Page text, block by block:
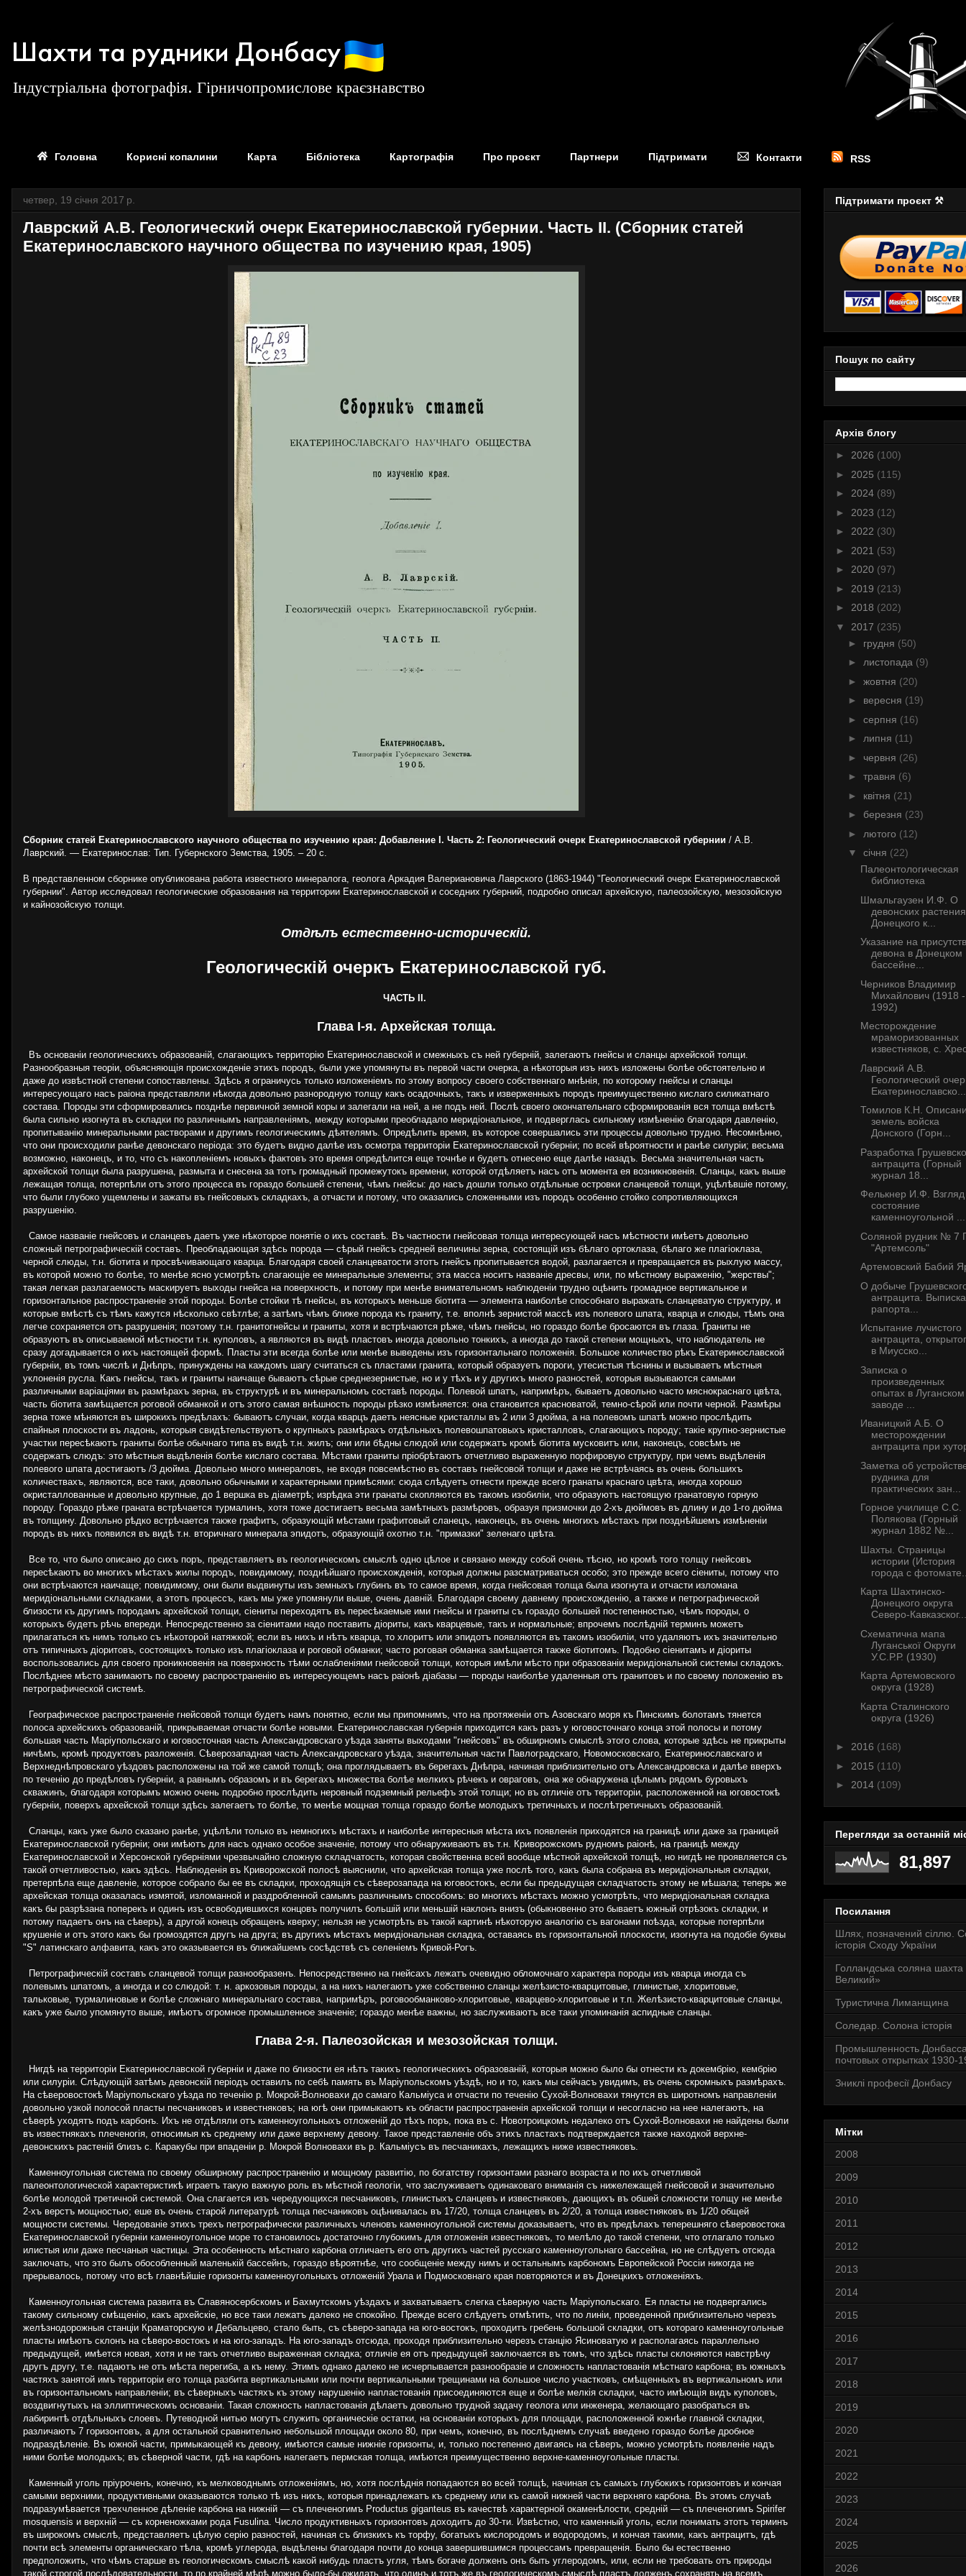
Шахти та рудники Донбасу
Індустріальна фотографія. Гірничопромислове краєзнавство
Головна Корисні копалини Карта Бібліотека Картографія Про проєкт Партнери Підтримати Контакти RSS
четвер, 19 січня 2017 р.
Лаврский А.В. Геологический очерк Екатеринославской губернии. Часть II. (Сборник статей
Екатеринославского научного общества по изучению края, 1905)
Сборник статей Екатеринославского научного общества по изучению края: Добавление I. Часть 2: Геологический очерк Екатеринославской губернии / А.В.
Лаврский. — Екатеринослав: Тип. Губернского Земства, 1905. – 20 с.
В представленном сборнике опубликована работа известного минералога, геолога Аркадия Валериановича Лаврского (1863-1944) "Геологический очерк Екатеринославской
губернии". Автор исследовал геологические образования на территории Екатеринославской и соседних губерний, подробно описал архейскую, палеозойскую, мезозойскую
и кайнозойскую толщи.
Отдѣлъ естественно-историческій.
Геологическій очеркъ Екатеринославской губ.
ЧАСТЬ II.
Глава I-я. Архейская толща.
Въ основаніи геологическихъ образованій, слагающихъ территорію Екатеринославской и смежныхъ съ ней губерній, залегаютъ гнейсы и сланцы архейской толщи.
Разнообразныя теоріи, объясняющія происхожденіе этихъ породъ, были уже упомянуты въ первой части очерка, а нѣкоторыя изъ нихъ изложены болѣе обстоятельно и
даже до извѣстной степени сопоставлены. Здѣсь я ограничусь только изложеніемъ по этому вопросу своего собственнаго мнѣнія, по которому гнейсы и сланцы
интересующаго насъ раіона представляли нѣкогда довольно разнородную толщу какъ осадочныхъ, такъ и изверженныхъ породъ преимущественно кислаго силикатнаго
состава. Породы эти сформировались позднѣе первичной земной коры и залегали на ней, а не подъ ней. Послѣ своего окончательнаго сформированія вся толща вмѣстѣ
была сильно изогнута въ складки по различнымъ направленіямъ, между которыми преобладало меридіональное, и подверглась сильному измѣненію благодаря давленію,
пропитыванію минеральными растворами и другимъ геологическимъ дѣятелямъ. Опредѣлить время, въ которое совершались эти процессы довольно трудно. Несомнѣнно,
что они происходили ранѣе девонскаго періода: это будетъ видно далѣе изъ осмотра территоріи Екатеринославской губерніи; по всей вѣроятности и ранѣе силуріи; весьма
возможно, наконецъ, и то, что съ накопленіемъ новыхъ фактовъ это время опредѣлится еще точнѣе и будетъ отнесено еще далѣе назадъ. Весьма значительная часть
архейской толщи была разрушена, размыта и снесена за тотъ громадный промежутокъ времени, которой отдѣляетъ насъ отъ момента ея возникновенія. Сланцы, какъ выше
лежащая толща, потерпѣли отъ этого процесса въ гораздо большей степени, чѣмъ гнейсы: до насъ дошли только отдѣльные островки сланцевой толщи, уцѣлѣвшіе потому,
что были глубоко ущемлены и зажаты въ гнейсовыхъ складкахъ, а отчасти и потому, что оказались сложенными изъ породъ особенно стойко сопротивляющихся
разрушенію.
Самое названіе гнейсовъ и сланцевъ даетъ уже нѣкоторое понятіе о ихъ составѣ. Въ частности гнейсовая толща интересующей насъ мѣстности имѣетъ довольно
сложный петрографическій составъ. Преобладающая здѣсь порода — сѣрый гнейсъ средней величины зерна, состоящій изъ бѣлаго ортоклаза, бѣлаго же плагіоклаза,
черной слюды, т.н. біотита и просвѣчивающаго кварца. Благодаря своей сланцеватости этотъ гнейсъ пропитывается водой, разлагается и превращается въ рыхлую массу,
въ которой можно то болѣе, то менѣе ясно усмотрѣть слагающіе ее минеральные элементы; эта масса носитъ названіе дресвы, или, по мѣстному выраженію, "жерствы";
такая легкая разлагаемость маскируетъ выходы гнейса на поверхность, и потому при менѣе внимательномъ наблюденіи трудно оцѣнить громадное вертикальное и
горизонтальное распространеніе этой породы. Болѣе стойки тѣ гнейсы, въ которыхъ меньше біотита — элемента наиболѣе способнаго выражать сланцеватую структуру, и
которые вмѣстѣ съ тѣмъ кажутся нѣсколько свѣтлѣе; а затѣмъ чѣмъ ближе порода къ граниту, т.е. вполнѣ зернистой массѣ изъ полевого шпата, кварца и слюды, тѣмъ она
легче сохраняется отъ разрушенія; поэтому т.н. гранитогнейсы и граниты, хотя и встрѣчаются рѣже, чѣмъ гнейсы, но гораздо болѣе бросаются въ глаза. Граниты не
образуютъ въ описываемой мѣстности т.н. куполовъ, а являются въ видѣ пластовъ иногда довольно тонкихъ, а иногда до такой степени мощныхъ, что наблюдатель не
сразу догадывается о ихъ настоящей формѣ. Пласты эти всегда болѣе или менѣе выведены изъ горизонтальнаго положенія. Большое количество рѣкъ Екатеринославской
губерніи, въ томъ числѣ и Днѣпръ, принуждены на каждомъ шагу считаться съ пластами гранита, который образуетъ пороги, утесистыя тѣснины и вызываетъ мѣстныя
уклоненія русла. Какъ гнейсы, такъ и граниты наичаще бываютъ сѣрые среднезернистые, но и у тѣхъ и у другихъ много разностей, которыя вызываются самыми
различными варіаціями въ размѣрахъ зерна, въ структурѣ и въ минеральномъ составѣ породы. Полевой шпатъ, напримѣръ, бываетъ довольно часто мяснокраснаго цвѣта,
часть біотита замѣщается роговой обманкой и отъ этого самая внѣшность породы рѣзко измѣняется: она становится красноватой, темно-сѣрой или почти черной. Размѣры
зерна тоже мѣняются въ широкихъ предѣлахъ: бываютъ случаи, когда кварцъ даетъ неясные кристаллы въ 2 или 3 дюйма, а на полевомъ шпатѣ можно прослѣдить
спайныя плоскости въ ладонь, которыя свидѣтельствуютъ о крупныхъ размѣрахъ отдѣльныхъ полевошпатовыхъ кристалловъ, слагающихъ породу; такіе крупно-зернистые
участки пересѣкаютъ граниты болѣе обычнаго типа въ видѣ т.н. жилъ; они или бѣдны слюдой или содержатъ кромѣ біотита мусковитъ или, наконецъ, совсѣмъ не
содержатъ слюдъ: это мѣстныя выдѣленія болѣе кислаго состава. Мѣстами граниты пріобрѣтаютъ отчетливо выраженную порфировую структуру, при чемъ выдѣленія
полевого шпата достигаютъ /3 дюйма. Довольно много минераловъ, не входя повсемѣстно въ составъ гнейсовой толщи и даже не встрѣчаясь въ очень большихъ
количествахъ, являются, все таки, довольно обычными и характерными примѣсями: сюда слѣдуетъ отнести прежде всего гранаты краснаго цвѣта, иногда хорошо
окристаллованные и довольно крупные, до 1 вершка въ діаметрѣ; изрѣдка эти гранаты скопляются въ такомъ изобиліи, что образуютъ настоящую гранатовую горную
породу. Гораздо рѣже граната встрѣчается турмалинъ, хотя тоже достигаетъ весьма замѣтныхъ размѣровъ, образуя призмочки до 2-хъ дюймовъ въ длину и до 1-го дюйма
въ толщину. Довольно рѣдко встрѣчается также графитъ, образующій мѣстами графитовый сланецъ, наконецъ, въ очень многихъ мѣстахъ при позднѣйшемъ измѣненіи
породъ въ нихъ появился въ видѣ т.н. вторичнаго минерала эпидотъ, образующій охотно т.н. "примазки" зеленаго цвѣта.
Все то, что было описано до сихъ поръ, представляетъ въ геологическомъ смыслѣ одно цѣлое и связано между собой очень тѣсно, но кромѣ того толщу гнейсовъ
пересѣкаютъ во многихъ мѣстахъ жилы породъ, повидимому, позднѣйшаго происхожденія, которыя должны разсматриваться особо; это прежде всего сіениты, потому что
они встрѣчаются наичаще; повидимому, они были выдвинуты изъ земныхъ глубинъ въ то самое время, когда гнейсовая толща была изогнута и отчасти изломана
меридіональными складками, а этотъ процессъ, какъ мы уже упомянули выше, очень давній. Благодаря своему давнему происхожденію, а также и петрографической
близости къ другимъ породамъ архейской толщи, сіениты переходятъ въ пересѣкаемые ими гнейсы и граниты съ гораздо большей постепенностью, чѣмъ породы, о
которыхъ будетъ рѣчь впереди. Непосредственно за сіенитами надо поставить діориты, какъ кварцевые, такъ и нормальные; впрочемъ послѣдній терминъ можетъ
прилагаться къ нимъ только съ нѣкоторой натяжкой; если въ нихъ и нѣтъ кварца, то хлоритъ или эпидотъ появляются въ такомъ изобиліи, что удаляютъ ихъ значительно
отъ типичныхъ діоритовъ, состоящихъ только изъ плагіоклаза и роговой обманки; часто роговая обманка замѣщается также біотитомъ. Подобно сіенитамъ и діориты
воспользовались для своего проникновенія на поверхность тѣми ослабленіями гнейсовой толщи, которыя имѣли мѣсто при образованіи меридіональной системы складокъ.
Послѣднее мѣсто занимаютъ по своему распространенію въ интересующемъ насъ раіонѣ діабазы — породы наиболѣе удаленныя отъ гранитовъ и по своему положенію въ
петрографической системѣ.
Географическое распространеніе гнейсовой толщи будетъ намъ понятно, если мы припомнимъ, что на протяженіи отъ Азовскаго моря къ Пинскимъ болотамъ тянется
полоса архейскихъ образованій, прикрываемая отчасти болѣе новыми. Екатеринославская губернія приходится какъ разъ у юговосточнаго конца этой полосы и потому
большая часть Маріупольскаго и юговосточная часть Александровскаго уѣзда заняты выходами "гнейсовъ" въ обширномъ смыслѣ этого слова, которые здѣсь не прикрыты
ничѣмъ, кромѣ продуктовъ разложенія. Сѣверозападная часть Александровскаго уѣзда, значительныя части Павлоградскаго, Новомосковскаго, Екатеринославскаго и
Верхнеднѣпровскаго уѣздовъ расположены на той же самой толщѣ; она проглядываетъ въ берегахъ Днѣпра, начиная приблизительно отъ Александровска и далѣе вверхъ
по теченію до предѣловъ губерніи, а равнымъ образомъ и въ берегахъ множества болѣе мелкихъ рѣчекъ и овраговъ, она же обнаружена цѣлымъ рядомъ буровыхъ
скважинъ, благодаря которымъ можно очень подробно прослѣдить неровный подземный рельефъ этой толщи; но въ отличіе отъ территоріи, расположенной на юговостокѣ
губерніи, поверхъ архейской толщи здѣсь залегаетъ то болѣе, то менѣе мощная толща гораздо болѣе молодыхъ третичныхъ и послѣтретичныхъ образованій.
Сланцы, какъ уже было сказано ранѣе, уцѣлѣли только въ немногихъ мѣстахъ и наиболѣе интересныя мѣста ихъ появленія приходятся на границѣ или даже за границей
Екатеринославской губерніи; они имѣютъ для насъ однако особое значеніе, потому что обнаруживаютъ въ т.н. Криворожскомъ рудномъ раіонѣ, на границѣ между
Екатеринославской и Херсонской губерніями чрезвычайно сложную складчатость, которая свойственна всей вообще мѣстной архейской толщѣ, но нигдѣ не проявляется съ
такой отчетливостью, какъ здѣсь. Наблюденія въ Криворожской полосѣ выяснили, что архейская толща уже послѣ того, какъ была собрана въ меридіональныя складки,
претерпѣла еще давленіе, которое собрало бы ее въ складки, проходящія съ сѣверозапада на юговостокъ, если бы предыдущая складчатость этому не мѣшала; теперь же
архейская толща оказалась измятой, изломанной и раздробленной самымъ различнымъ способомъ: во многихъ мѣстахъ можно усмотрѣть, что меридіональная складка
какъ бы разрѣзана поперекъ и одинъ изъ освободившихся концовъ получилъ большій или меньшій наклонъ внизъ (обыкновенно это бываетъ южный отрѣзокъ складки, и
потому падаетъ онъ на сѣверъ), а другой конецъ обращенъ кверху; нельзя не усмотрѣть въ такой картинѣ нѣкоторую аналогію съ вагонами поѣзда, которые потерпѣли
крушеніе и отъ этого какъ бы громоздятся другъ на друга; въ другихъ мѣстахъ меридіональная складка, оставаясь въ горизонтальной плоскости, изогнута на подобіе буквы
"S" латинскаго алфавита, какъ это оказывается въ ближайшемъ сосѣдствѣ съ селеніемъ Кривой-Рогъ.
Петрографическій составъ сланцевой толщи разнообразенъ. Непосредственно на гнейсахъ лежатъ очевидно обломочнаго характера породы изъ кварца иногда съ
полевымъ шпатомъ, а иногда и со слюдой: т. н. аркозовыя породы, а на нихъ налегаютъ уже собственно сланцы желѣзисто-кварцитовые, глинистые, хлоритовые,
тальковые, турмалиновые и болѣе сложнаго минеральнаго состава, напримѣръ, роговообманково-хлоритовые, кварцево-хлоритовые и т.п. Желѣзисто-кварцитовые сланцы,
какъ уже было упомянуто выше, имѣютъ огромное промышленное значеніе; гораздо менѣе важны, но заслуживаютъ все таки упоминанія аспидные сланцы.
Глава 2-я. Палеозойская и мезозойская толщи.
Нигдѣ на территоріи Екатеринославской губерніи и даже по близости ея нѣтъ такихъ геологическихъ образованій, которыя можно было бы отнести къ докембрію, кембрію
или силуріи. Слѣдующій затѣмъ девонскій періодъ оставилъ по себѣ память въ Маріупольскомъ уѣздѣ, но и то, какъ мы сейчасъ увидимъ, въ очень скромныхъ размѣрахъ.
На сѣверовостокѣ Маріупольскаго уѣзда по теченію р. Мокрой-Волновахи до самаго Кальміуса и отчасти по теченію Сухой-Волновахи тянутся въ широтномъ направленіи
довольно узкой полосой пласты песчаниковъ и известняковъ; на югѣ они примыкаютъ къ области распространенія архейской толщи и несогласно на нее налегаютъ, на
сѣверѣ уходятъ подъ карбонъ. Ихъ не отдѣляли отъ каменноугольныхъ отложеній до тѣхъ поръ, пока въ с. Новотроицкомъ недалеко отъ Сухой-Волновахи не найдены были
въ известнякахъ плеченогія, относимыя къ среднему или даже верхнему девону. Такое представленіе объ этихъ пластахъ подтверждается также находкой верхне-
девонскихъ растеній близъ с. Каракубы при впаденіи р. Мокрой Волновахи въ р. Кальміусъ въ песчаникахъ, лежащихъ ниже известняковъ.
Каменноугольная система по своему обширному распространенію и мощному развитію, по богатству горизонтами разнаго возраста и по ихъ отчетливой
палеонтологической характеристикѣ играетъ такую важную роль въ мѣстной геологіи, что заслуживаетъ одинаковаго вниманія съ нижележащей гнейсовой и значительно
болѣе молодой третичной системой. Она слагается изъ чередующихся песчаниковъ, глинистыхъ сланцевъ и известняковъ, дающихъ въ обшей сложности толщу не менѣе
2-хъ верстъ мощностью; еше въ очень старой литературѣ толща песчаниковъ оцѣнивалась въ 17/20, толща сланцевъ въ 2/20, а толща известняковъ въ 1/20 общей
мощности системы. Чередованіе этихъ трехъ петрографически различныхъ членовъ каменноугольной системы доказываетъ, что въ предѣлахъ теперешняго сѣверовостока
Екатеринославской губерніи каменноугольное море то становилось достаточно глубокимъ для отложенія известняковъ, то мелѣло до такой степени, что отлагало только
илистыя или даже песчаныя частицы. Эта особенность мѣстнаго карбона отличаетъ его отъ другихъ частей русскаго каменноугольнаго бассейна, но не слѣдуетъ отсюда
заключать, что это былъ обособленный маленькій бассейнъ, гораздо вѣроятнѣе, что сообщеніе между нимъ и остальнымъ карбономъ Европейской Россіи никогда не
прерывалось, потому что всѣ главнѣйшіе горизонты каменноугольныхъ отложеній Урала и Подмосковнаго края повторяются и въ Донецкихъ отложеніяхъ.
Каменноугольная система развита въ Славяносербскомъ и Бахмутскомъ уѣздахъ и захватываетъ слегка сѣверную часть Маріупольскаго. Ея пласты не подвергались
такому сильному смѣщенію, какъ архейскіе, но все таки лежатъ далеко не спокойно. Прежде всего слѣдуетъ отмѣтить, что по линіи, проведенной приблизительно черезъ
желѣзнодорожныя станціи Краматорскую и Дебальцево, стало быть, съ сѣверо-запада на юго-востокъ, проходитъ гребень большой складки, отъ котораго каменноугольные
пласты имѣютъ склонъ на сѣверо-востокъ и на юго-западъ. На юго-западъ отсюда, проходя приблизительно черезъ станцію Ясиноватую и располагаясь параллельно
предыдущей, имѣется новая, хотя и не такъ отчетливо выраженная складка; отличіе ея отъ предыдущей заключается въ томъ, что здѣсь пласты склоняются навстрѣчу
другъ другу, т.е. падаютъ не отъ мѣста перегиба, а къ нему. Этимъ однако далеко не исчерпывается разнообразіе и сложность напластованія мѣстнаго карбона; въ южныхъ
частяхъ занятой имъ территоріи его толща разбита вертикальными или почти вертикальными трещинами на большое число участковъ, смѣщенныхъ въ вертикальномъ или
въ горизонтальномъ направленіи; въ сѣверныхъ частяхъ къ этому нарушенію напластованія присоединяются еще и болѣе мелкія складки, часто имѣющія видъ куполовъ,
воздвигнутыхъ на эллиптическомъ основаніи. Такая сложность напластованія дѣлаетъ довольно трудной задачу геолога или инженера, желающаго разобраться въ
лабиринтѣ отдѣльныхъ слоевъ. Путеводной нитью могутъ служить органическіе остатки, на основаніи которыхъ для площади, расположенной южнѣе главной складки,
различаютъ 7 горизонтовъ, а для остальной сравнительно небольшой площади около 80, при чемъ, конечно, въ послѣднемъ случаѣ введено гораздо болѣе дробное
подраздѣленіе. Въ южной части, примыкающей къ девону, имѣются самые нижніе горизонты, и, только постепенно двигаясь на сѣверъ, можно усмотрѣть появленіе надъ
ними болѣе молодыхъ; въ сѣверной части, гдѣ на карбонъ налегаетъ пермская толща, имѣются преимущественно верхне-каменноугольные пласты.
Каменный уголь пріуроченъ, конечно, къ мелководнымъ отложеніямъ, но, хотя послѣднія попадаются во всей толщѣ, начиная съ самыхъ глубокихъ горизонтовъ и кончая
самыми верхними, продуктивными оказываются только тѣ изъ нихъ, которыя принадлежатъ къ среднему или къ самой нижней части верхняго карбона. Въ этомъ случаѣ
подразумѣвается трехчленное дѣленіе карбона на нижній — съ плеченогимъ Productus giganteus въ качествѣ характерной окаменѣлости, средній — съ плеченогимъ Spirifer
mosquensis и верхній — съ корненожками рода Fusulina. Число продуктивныхъ горизонтовъ доходитъ до 30-ти. Извѣстно, что каменный уголь, если понимать этотъ терминъ
въ широкомъ смыслѣ, представляетъ цѣлую серію разностей, начиная съ близкихъ къ торфу, богатыхъ кислородомъ и водородомъ, и кончая такими, какъ антрацитъ, гдѣ
почти всѣ элементы органическаго тѣла, кромѣ углерода, выдѣлены благодаря почти до конца завершившимся процессамъ превращенія. Было бы естественно
предположить, что чѣмъ старше въ геологическомъ смыслѣ какой нибудь пластъ угля, тѣмъ богаче долженъ онъ быть углеродомъ, или, если не требовать отъ природы
такой строгой послѣдовательности, то по крайней мѣрѣ можно было-бы ожидать, что одинъ и тотъ же въ геологическомъ смыслѣ пластъ долженъ сохранять на всемъ
Підтримати проєкт ⚒
Пошук по сайту
Архів блогу
► 2026 (100)
► 2025 (115)
► 2024 (89)
► 2023 (12)
► 2022 (30)
► 2021 (53)
► 2020 (97)
► 2019 (213)
► 2018 (202)
▼ 2017 (235)
► грудня (50)
► листопада (9)
► жовтня (20)
► вересня (19)
► серпня (16)
► липня (11)
► червня (26)
► травня (6)
► квітня (21)
► березня (23)
► лютого (12)
▼ січня (22)
Палеонтологическая
библиотека
Шмальгаузен И.Ф. О
девонских
Донецкого к...
Указание на
девона в Донецком
бассейне...
Черников Владимир
Михайлович (1918 -
1992)
Месторождение
мраморизованных
известняков, с.
Лаврский А.В.
Геологический
Екатеринославско...
Томилов К.Н.
земель войска
Донского (Горн...
Разработка
антрацита (Горный
журнал 18...
Фелькнер И.Ф.
состояние
каменноугольной ...
Соляной рудник № 7
"Артемсоль"
Артемовский Бабий
О добыче
антрацита.
рапорта...
Испытание лучистого
антрацита,
в Миусско...
Записка о
произведенных
опытах в Луганском
заводе ...
Иваницкий А.Б. О
месторождении
антрацита при
Заметка об
рудника для
практических зан...
Горное училище С.С.
Полякова (Горный
журнал 1882 №...
Шахты. Страницы
истории (История
города с
Карта Шахтинско-
Донецкого округа
Северо-Кавказског...
Схематична мапа
Луганської Округи
У.С.Р.Р. (1930)
Карта Артемовского
округа (1928)
Карта Сталинского
округа (1926)
► 2016 (168)
► 2015 (110)
► 2014 (109)
Перегляди за останній
81,897
Посилання
Шлях, позначений сіллю.
історія Сходу України
Голландська соляна
Великий»
Туристична Лиманщина
Соледар. Солона історія
Промышленность
почтовых открытках 1930-
Зниклі професії Донбасу
Мітки
2008
2009
2010
2011
2012
2013
2014
2015
2016
2017
2018
2019
2020
2021
2022
2023
2024
2025
2026